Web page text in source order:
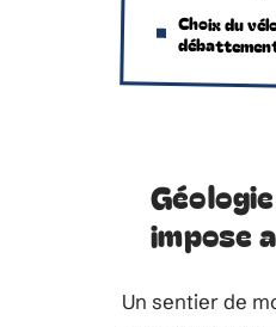
Choix du
impose
Un sentier de